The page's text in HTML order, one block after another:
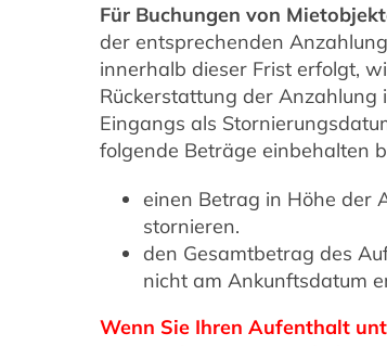
Für Buchungen von
der entsprechenden
innerhalb dieser Frist erfolgt,
Rückerstattung der Anzahlung
Eingangs als
folgende Beträge einbehalten
einen Betrag in Höhe der
stornieren.
den Gesamtbetrag des
nicht am Ankunftsdatum
Wenn Sie Ihren Aufenthalt